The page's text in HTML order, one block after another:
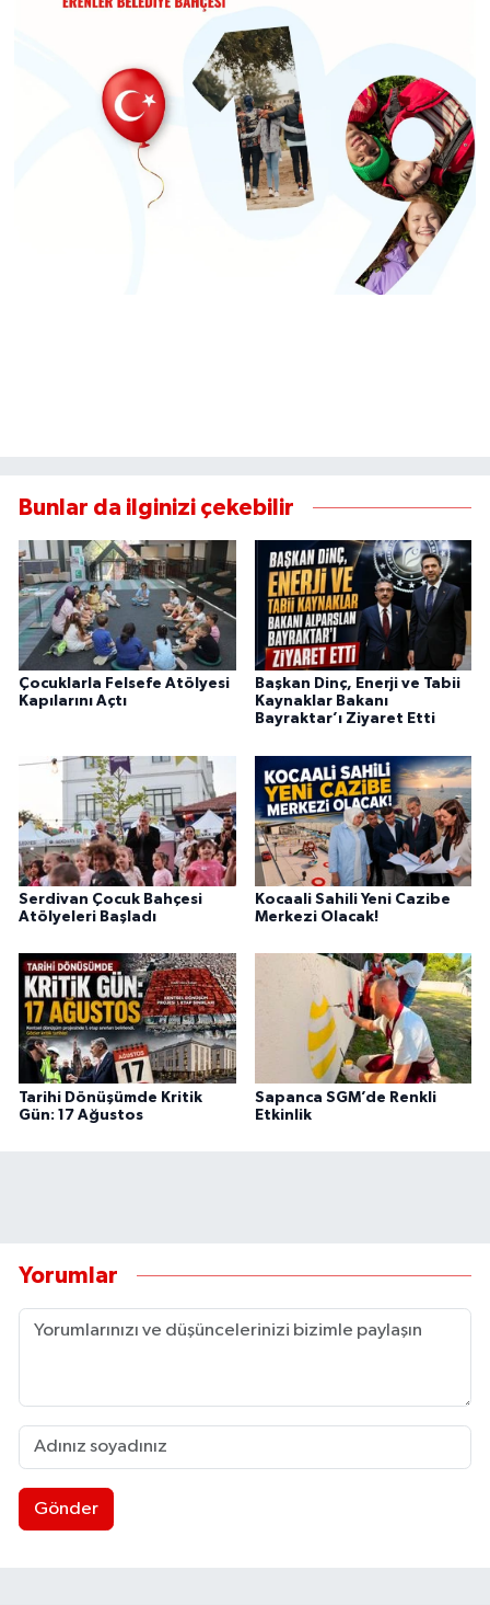
Bunlar da ilginizi çekebilir
Çocuklarla Felsefe Atölyesi
Kapılarını Açtı
Başkan Dinç, Enerji ve Tabii
Kaynaklar Bakanı
Bayraktar’ı Ziyaret Etti
Serdivan Çocuk Bahçesi
Atölyeleri Başladı
Kocaali Sahili Yeni Cazibe
Merkezi Olacak!
Tarihi Dönüşümde Kritik
Gün: 17 Ağustos
Sapanca SGM’de Renkli
Etkinlik
Yorumlar
Gönder